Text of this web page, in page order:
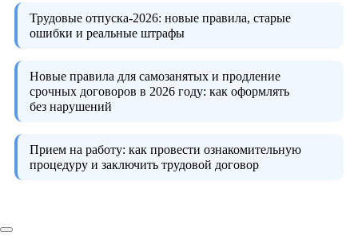
Трудовые отпуска-2026: новые правила, старые
ошибки и реальные штрафы
Новые правила для самозанятых и продление
срочных договоров в 2026 году: как оформлять
без нарушений
Прием на работу: как провести ознакомительную
процедуру и заключить трудовой договор